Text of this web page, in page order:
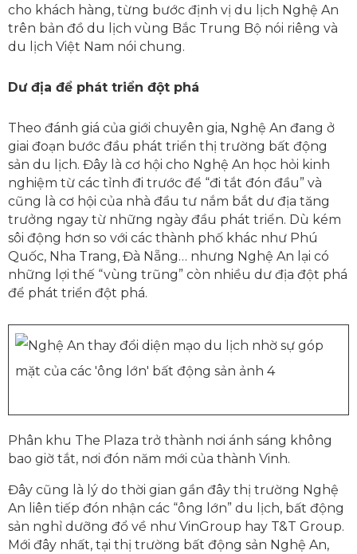
cho khách hàng, từng bước định vị du lịch Nghệ An
trên bản đồ du lịch vùng Bắc Trung Bộ nói riêng và
du lịch Việt Nam nói chung.
Dư địa để phát triển đột phá
Theo đánh giá của giới chuyên gia, Nghệ An đang ở
giai đoạn bước đầu phát triển thị trường bất động
sản du lịch. Đây là cơ hội cho Nghệ An học hỏi kinh
nghiệm từ các tỉnh đi trước để “đi tắt đón đầu” và
cũng là cơ hội của nhà đầu tư nắm bắt dư địa tăng
trưởng ngay từ những ngày đầu phát triển. Dù kém
sôi động hơn so với các thành phố khác như Phú
Quốc, Nha Trang, Đà Nẵng… nhưng Nghệ An lại có
những lợi thế “vùng trũng” còn nhiều dư địa đột phá
để phát triển đột phá.
Phân khu The Plaza trở thành nơi ánh sáng không
bao giờ tắt, nơi đón năm mới của thành Vinh.
Đây cũng là lý do thời gian gần đây thị trường Nghệ
An liên tiếp đón nhận các “ông lớn” du lịch, bất động
sản nghỉ dưỡng đổ về như VinGroup hay T&T Group.
Mới đây nhất, tại thị trường bất động sản Nghệ An,